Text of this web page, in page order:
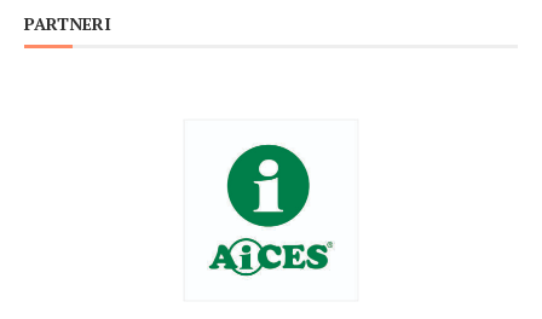
PARTNERI